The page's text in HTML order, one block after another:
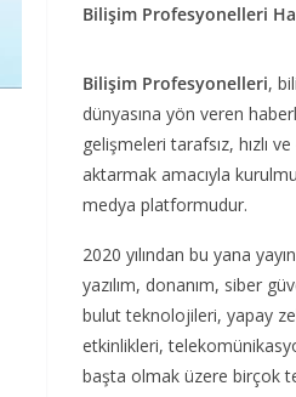
Bilişim Profesyonelleri
Bilişim Profesyonelleri,
dünyasına yön veren
gelişmeleri tarafsız, hızlı
aktarmak amacıyla
medya platformudur.
2020 yılından bu yana
yazılım, donanım, siber
bulut teknolojileri, yapay
etkinlikleri,
başta olmak üzere birçok